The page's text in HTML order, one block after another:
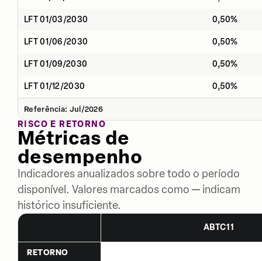
LFT 01/03/2030 0,50%
LFT 01/06/2030 0,50%
LFT 01/09/2030 0,50%
LFT 01/12/2030 0,50%
Referência: Jul/2026
RISCO E RETORNO
Métricas de
desempenho
Indicadores anualizados sobre todo o período
disponível. Valores marcados como — indicam
histórico insuficiente.
ABTC11
RETORNO